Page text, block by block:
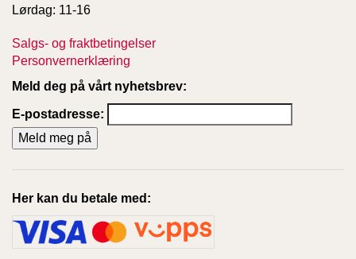
Lørdag: 11-16
Salgs- og fraktbetingelser
Personvernerklæring
Meld deg på vårt nyhetsbrev:
E-postadresse:
Her kan du betale med: